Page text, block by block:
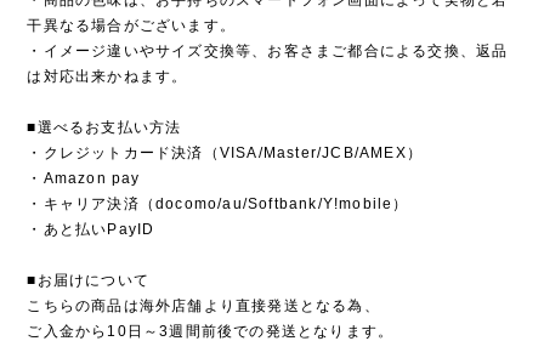
干異なる場合がございます。
・イメージ違いやサイズ交換等、お客さまご都合による交換、返品
は対応出来かねます。
■選べるお支払い方法
・クレジットカード決済（VISA/Master/JCB/AMEX）
・Amazon pay
・キャリア決済（docomo/au/Softbank/Y!mobile）
・あと払いPayID
■お届けについて
こちらの商品は海外店舗より直接発送となる為、
ご入金から10日～3週間前後での発送となります。